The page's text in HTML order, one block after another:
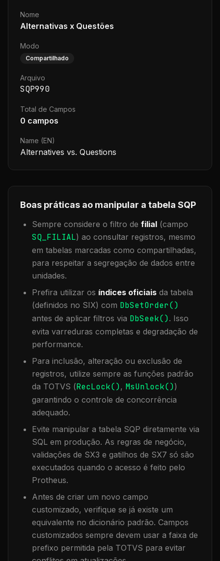
Nome
Alternativas x Questões
Modo
Compartilhado
Arquivo
SQP990
Total de Campos
0 campos
Name (EN)
Alternatives vs. Questions
Boas práticas ao manipular a tabela SQP
Sempre considere o filtro de filial (campo
SQ_FILIAL) ao consultar registros, mesmo
em tabelas marcadas como compartilhadas,
para respeitar a segregação de dados entre
unidades.
Prefira utilizar os índices oficiais da tabela
(definidos no SIX) com DbSetOrder()
antes de aplicar filtros via DbSeek(). Isso
evita varreduras completas e degradação de
performance.
Para inclusão, alteração ou exclusão de
registros, utilize sempre as funções padrão
da TOTVS (RecLock(), MsUnlock())
garantindo o controle de concorrência
adequado.
Evite manipular a tabela SQP diretamente via
SQL em produção. As regras de negócio,
validações de SX3 e gatilhos de SX7 só são
executados quando o acesso é feito pelo
Protheus.
Antes de criar um novo campo
customizado, verifique se já existe um
equivalente no dicionário padrão. Campos
customizados sempre devem usar a faixa de
prefixo permitida pela TOTVS para evitar